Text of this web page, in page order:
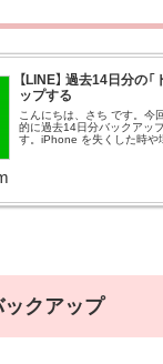
【LINE】 過去14日分の
ップする
こんにちは、さち です。今
的に過去14日分バックアッ
す。iPhone を失くした時や
クアップ